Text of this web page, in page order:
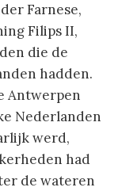
Farnese,
Filips II,
die de
hadden.
Antwerpen
Nederlanden
werd,
had
de wateren